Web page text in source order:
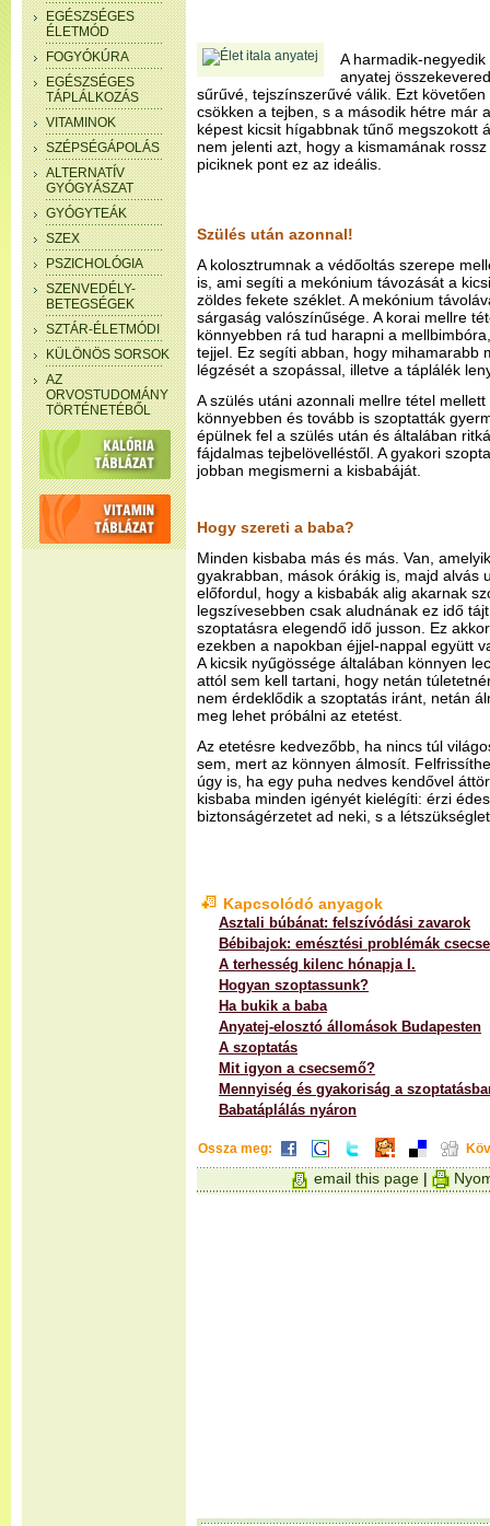
EGÉSZSÉGES
ÉLETMÓD
FOGYÓKÚRA
EGÉSZSÉGES
TÁPLÁLKOZÁS
VITAMINOK
SZÉPSÉGÁPOLÁS
ALTERNATÍV
GYÓGYÁSZAT
GYÓGYTEÁK
SZEX
PSZICHOLÓGIA
SZENVEDÉLY-
BETEGSÉGEK
SZTÁR-ÉLETMÓDI
KÜLÖNÖS SORSOK
AZ
ORVOSTUDOMÁNY
TÖRTÉNETÉBŐL
A harmadik-
anyatej
sűrűvé, tejszínszerűvé válik. Ezt
csökken a tejben, s a második hétre már
képest kicsit hígabbnak tűnő megszokott
nem jelenti azt, hogy a kismamának
piciknek pont ez az ideális.
Szülés után azonnal!
A kolosztrumnak a védőoltás szerepe
is, ami segíti a mekónium távozását a
zöldes fekete széklet. A mekónium
sárgaság valószínűsége. A korai mellre
könnyebben rá tud harapni a
tejjel. Ez segíti abban, hogy mihamarabb
légzését a szopással, illetve a táplálék
A szülés utáni azonnali mellre tétel
könnyebben és tovább is szoptatták
épülnek fel a szülés után és általában
fájdalmas tejbelövelléstől. A gyakori
jobban megismerni a kisbabáját.
Hogy szereti a baba?
Minden kisbaba más és más. Van,
gyakrabban, mások órákig is, majd alvás
előfordul, hogy a kisbabák alig akarnak
legszívesebben csak aludnának ez idő
szoptatásra elegendő idő jusson. Ez
ezekben a napokban éjjel-nappal együtt
A kicsik nyűgössége általában könnyen
attól sem kell tartani, hogy netán
nem érdeklődik a szoptatás iránt, netán
meg lehet próbálni az etetést.
Az etetésre kedvezőbb, ha nincs túl
sem, mert az könnyen álmosít.
úgy is, ha egy puha nedves kendővel
kisbaba minden igényét kielégíti: érzi
biztonságérzetet ad neki, s a
Kapcsolódó anyagok
Asztali búbánat: felszívódási zavarok
Bébibajok: emésztési problémák
A terhesség kilenc hónapja I.
Hogyan szoptassunk?
Ha bukik a baba
Anyatej-elosztó állomások Budapesten
A szoptatás
Mit igyon a csecsemő?
Mennyiség és gyakoriság a
Babatáplálás nyáron
Ossza meg:
email this page |